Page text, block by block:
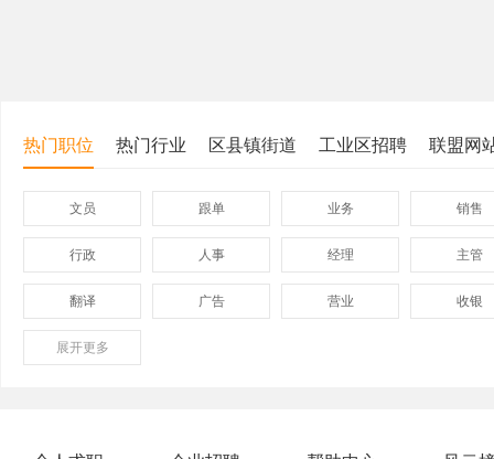
热门职位 热门行业 区县镇街道 工业区招聘 联盟网
文员 跟单 业务 销售
行政 人事 经理 主管
翻译 广告 营业 收银
保险
展开更多